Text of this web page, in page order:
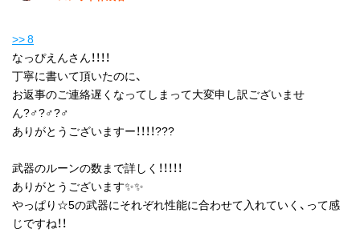
>> 8
なっぴえんさん！！！！
丁寧に書いて頂いたのに、
お返事のご連絡遅くなってしまって大変申し訳ございませ
ん?‍♂️?‍♂️?‍♂️
ありがとうございますー！！！！???
武器のルーンの数まで詳しく！！！！！
ありがとうございます✨✨
やっぱり☆5の武器にそれぞれ性能に合わせて入れていく、って感
じですね！！